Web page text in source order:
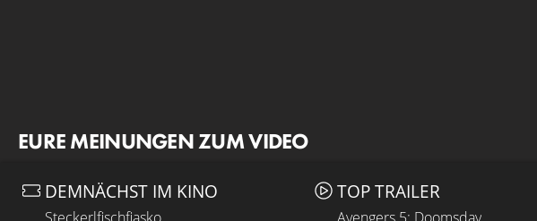
EURE MEINUNGEN ZUM VIDEO
DEMNÄCHST IM KINO TOP TRAILER